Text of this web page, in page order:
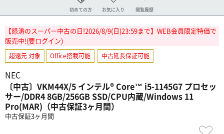
初めての方 お気に入り 閲覧履歴
【怒涛のスーパー中古の日!2026/8/9(日)23:59まで】WEB会員限定特価で
販売中!(要ログイン)
超還元 対象 Office搭載可能 中古延長保証可能
NEC
〔中古〕VKM44X/5 インテル® Core™ i5-1145G7 プロセッ
サー/DDR4 8GB/256GB SSD/CPU内蔵/Windows 11
Pro(MAR)（中古保証3ヶ月間）
中古保証3ヶ月間